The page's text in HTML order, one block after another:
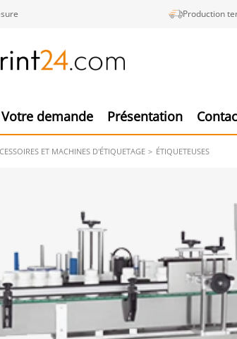
Production
Votre demande Présentation
ET MACHINES D'ÉTIQUETAGE ÉTIQUETEUSES